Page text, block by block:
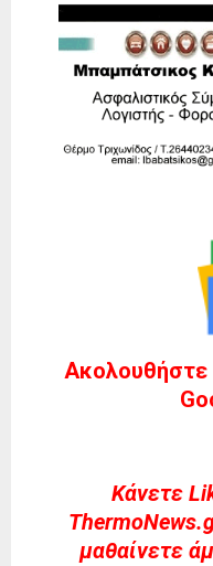
Kάνετε
μαθαίνετε